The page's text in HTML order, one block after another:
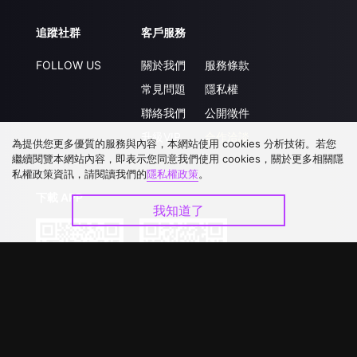
追蹤社群
FOLLOW US
客戶服務
關於我們
常見問題
聯絡我們
升級VIP
服務條款
隱私權
公開徵件
合作洽談
下載 APP
為提供您更多優質的服務與內容，本網站使用 cookies 分析技術。若您
繼續閱覽本網站內容，即表示您同意我們使用 cookies，關於更多相關隱
私權政策資訊，請閱讀我們的隱私權政策。
我知道了